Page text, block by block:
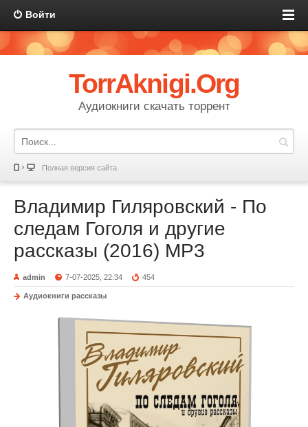
Войти
TorrAknigi.Org
Аудиокниги скачать торрент
Полная версия сайта
Владимир Гиляровский - По
следам Гоголя и другие
рассказы (2016) MP3
admin 7-07-2025, 22:34 454
Аудиокниги рассказы